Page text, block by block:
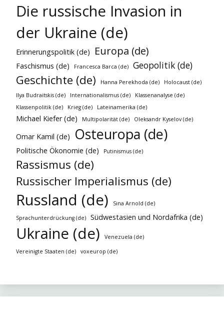
Die russische Invasion in
der Ukraine (de)
Erinnerungspolitik (de) Europa (de)
Faschismus (de) Francesca Barca (de) Geopolitik (de)
Geschichte (de) Hanna Perekhoda (de)
Holocaust (de)
Ilya Budraitskis (de)
Internationalismus (de)
Klassenanalyse (de)
Klassenpolitik (de)
Krieg (de) Lateinamerika (de)
Michael Kiefer (de) Multipolarität (de) Oleksandr Kyselov (de)
Omar Kamil (de) Osteuropa (de)
Politische Ökonomie (de) Putinismus (de)
Rassismus (de)
Russischer Imperialismus (de)
Russland (de) Sina Arnold (de)
Sprachunterdrückung (de) Südwestasien und Nordafrika (de)
Ukraine (de) Venezuela (de)
Vereinigte Staaten (de) voxeurop (de)